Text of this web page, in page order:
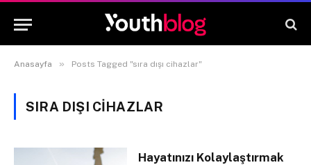
Anasayfa » Posts Tagged "sıra dışı cihazlar"
SIRA DIŞI CIHAZLAR
Hayatınızı Kolaylaştırmak